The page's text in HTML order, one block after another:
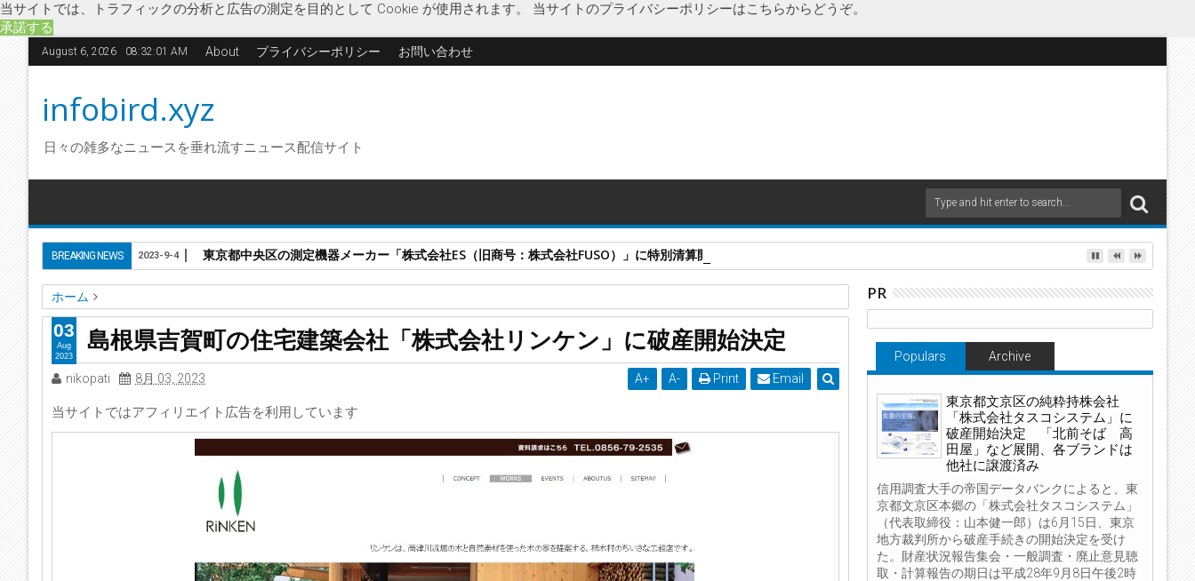
当サイトでは、トラフィックの分析と広告の測定を目的として Cookie が使用されます。 当サイトのプライバシーポリシーはこちらからどうぞ。
承諾する
August 6, 2026 08:32:02 AM About プライバシーポリシー お問い合わせ
infobird.xyz
日々の雑多なニュースを垂れ流すニュース配信サイト
BREAKING NEWS 東京都中央区の測定機器メーカー「株式会社ES（旧商号：株式会社FUSO）」に特別清算開始決定 事業はA-Gas Japanが承継
2023-9-4
ホーム
リンケン
ローコスト住宅 企業破綻 競争激化 経済 高津川流域材 住宅建築会社 製材所併存 島根県 破産開始決定
欅ガルテン
島根県吉賀町の住宅建築会社「株式会社リンケン」に破産開始決定
島根県吉賀町の住宅建築会社「株式会社リンケン」に破産開始決定
nikopati 8月 03, 2023 A+ A- Print Email
当サイトではアフィリエイト広告を利用しています
03
Aug
2023
PR
Populars Archive
東京都文京区の純粋持株会社
「株式会社タスコシステム」に
破産開始決定 「北前そば 高
田屋」など展開、各ブランドは
他社に譲渡済み
信用調査大手の帝国データバンクによると、東
京都文京区本郷の「株式会社タスコシステム」
（代表取締役：山本健一郎）は6月15日、東京
地方裁判所から破産手続きの開始決定を受け
た。財産状況報告集会・一般調査・廃止意見聴
取・計算報告の期日は平成28年9月8日午後2時